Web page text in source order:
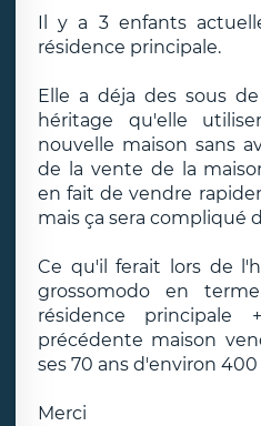
Il y a 3 enfants
résidence principale.
Elle a déja des sous
héritage qu'elle
nouvelle maison sans
de la vente de la
en fait de vendre
mais ça sera compliqué
Ce qu'il ferait lors de
grossomodo en
résidence
précédente maison
ses 70 ans d'environ
Merci